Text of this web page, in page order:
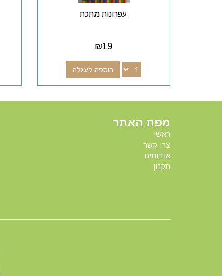
עפרונות מתכת
₪19
הוספה לעגלה
מפת האתר
ראשי
צרו קשר
אודותינו
תקנון